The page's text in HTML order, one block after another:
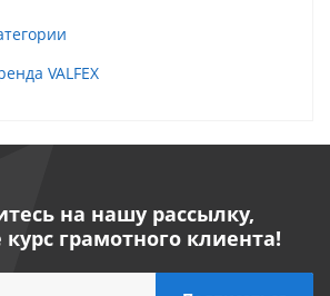
VALFEX
на нашу рассылку,
грамотного клиента!